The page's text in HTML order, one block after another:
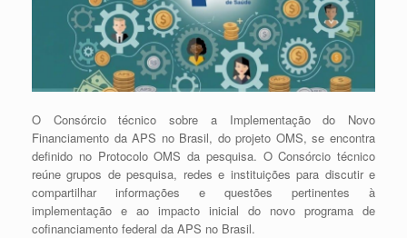
O Consórcio técnico sobre a Implementação do Novo
Financiamento da APS no Brasil, do projeto OMS, se encontra
definido no Protocolo OMS da pesquisa. O Consórcio técnico
reúne grupos de pesquisa, redes e instituições para discutir e
compartilhar informações e questões pertinentes à
implementação e ao impacto inicial do novo programa de
cofinanciamento federal da APS no Brasil.